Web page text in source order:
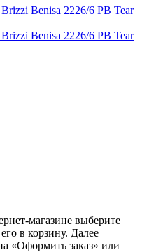
магазине выберите
в корзину. Далее
«Оформить заказ» или